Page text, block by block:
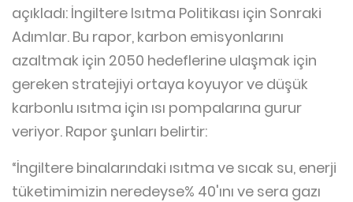
açıkladı: İngiltere Isıtma Politikası için Sonraki
Adımlar. Bu rapor, karbon emisyonlarını
azaltmak için 2050 hedeflerine ulaşmak için
gereken stratejiyi ortaya koyuyor ve düşük
karbonlu ısıtma için ısı pompalarına gurur
veriyor. Rapor şunları belirtir:
“İngiltere binalarındaki ısıtma ve sıcak su, enerji
tüketimimizin neredeyse% 40'ını ve sera gazı